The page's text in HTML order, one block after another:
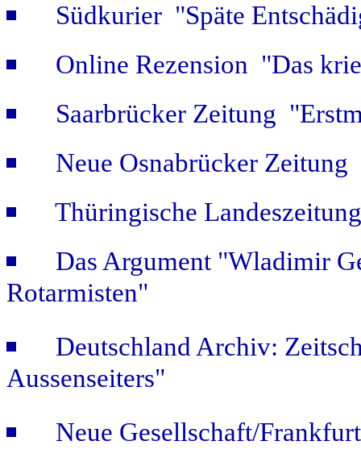
Südkurier "Späte
Online Rezension "Das
Saarbrücker Zeitung
Neue Osnabrücker
Thüringische
Das Argument "Wladimir
Rotarmisten"
Deutschland Archiv:
Aussenseiters"
Neue Gesellschaft/